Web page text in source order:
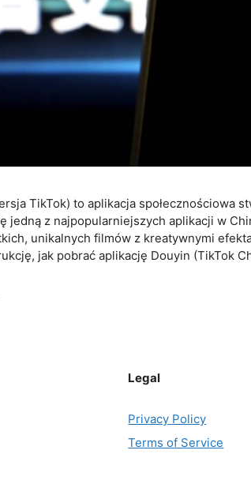
TikTok) to aplikacja społecznościowa
jedną z najpopularniejszych aplikacji w
unikalnych filmów z kreatywnymi
jak pobrać aplikację Douyin (TikTok
Legal
Privacy Policy
Terms of Service